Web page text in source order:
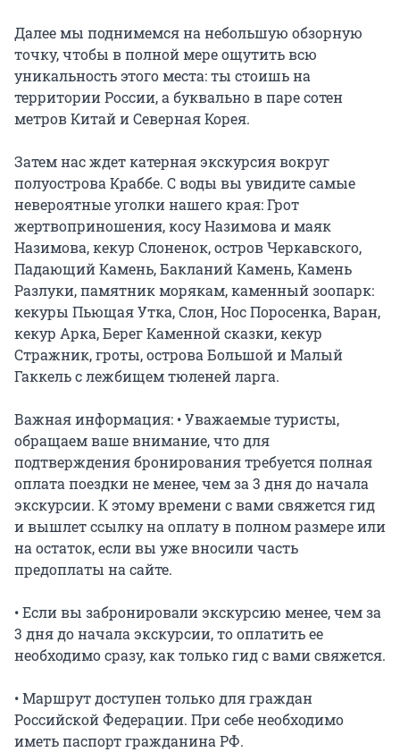
Далее мы поднимемся на небольшую обзорную
точку, чтобы в полной мере ощутить всю
уникальность этого места: ты стоишь на
территории России, а буквально в паре сотен
метров Китай и Северная Корея.
Затем нас ждет катерная экскурсия вокруг
полуострова Краббе. С воды вы увидите самые
невероятные уголки нашего края: Грот
жертвоприношения, косу Назимова и маяк
Назимова, кекур Слоненок, остров Черкавского,
Падающий Камень, Бакланий Камень, Камень
Разлуки, памятник морякам, каменный зоопарк:
кекуры Пьющая Утка, Слон, Нос Поросенка, Варан,
кекур Арка, Берег Каменной сказки, кекур
Стражник, гроты, острова Большой и Малый
Гаккель с лежбищем тюленей ларга.
Важная информация: • Уважаемые туристы,
обращаем ваше внимание, что для
подтверждения бронирования требуется полная
оплата поездки не менее, чем за 3 дня до начала
экскурсии. К этому времени с вами свяжется гид
и вышлет ссылку на оплату в полном размере или
на остаток, если вы уже вносили часть
предоплаты на сайте.
• Если вы забронировали экскурсию менее, чем за
3 дня до начала экскурсии, то оплатить ее
необходимо сразу, как только гид с вами свяжется.
• Маршрут доступен только для граждан
Российской Федерации. При себе необходимо
иметь паспорт гражданина РФ.